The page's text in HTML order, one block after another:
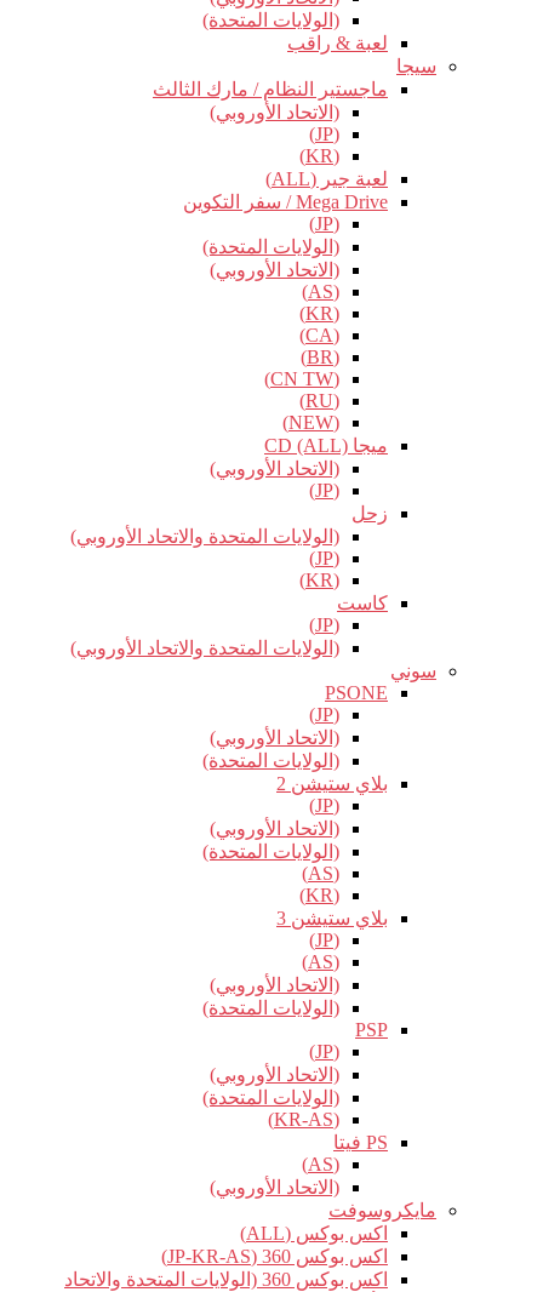
(الولايات المتحدة)
لعبة & راقب
سيجا
ماجستير النظام / مارك الثالث
(الاتحاد الأوروبي)
(JP)
(KR)
لعبة جير (ALL)
Mega Drive / سفر التكوين
(JP)
(الولايات المتحدة)
(الاتحاد الأوروبي)
(AS)
(KR)
(CA)
(BR)
(CN TW)
(RU)
(NEW)
ميجا CD (ALL)
(الاتحاد الأوروبي)
(JP)
زحل
(الولايات المتحدة والاتحاد الأوروبي)
(JP)
(KR)
كاست
(JP)
(الولايات المتحدة والاتحاد الأوروبي)
سوني
PSONE
(JP)
(الاتحاد الأوروبي)
(الولايات المتحدة)
بلاي ستيشن 2
(JP)
(الاتحاد الأوروبي)
(الولايات المتحدة)
(AS)
(KR)
بلاي ستيشن 3
(JP)
(AS)
(الاتحاد الأوروبي)
(الولايات المتحدة)
PSP
(JP)
(الاتحاد الأوروبي)
(الولايات المتحدة)
(KR-AS)
PS فيتا
(AS)
(الاتحاد الأوروبي)
مايكروسوفت
اكس بوكس (ALL)
اكس بوكس 360 (JP-KR-AS)
اكس بوكس 360 (الولايات المتحدة والاتحاد